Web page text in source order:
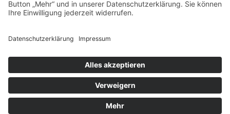
IMPRESSUM|DATENSCHUTZ|SITEMAP
© 2026 inotec AP GmbH - SMARTTESTER® Prüfsysteme